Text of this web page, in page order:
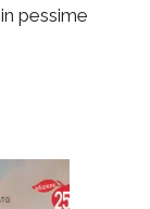
pessime